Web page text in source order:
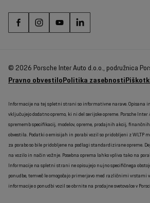
© 2026 Porsche Inter Auto d.o.o., podružnica
Pravno obvestiloPolitika zasebnosti
Informacije na tej spletni strani so informativne narave. Opisana
vključujejo dodatno opremo, ki ni del serijske opreme. Porsche Inter
sprememb specifikacij, modelov, opreme, prodajnih akcij,
obvestila. Podatki o emisijah in porabi vozil so pridobljeni z
za porabo so bile pridobljene na podlagi standardizirane opreme.
na vozilo in način vožnje. Posebna oprema lahko vpliva tako na
Informacije na spletni strani ne opisujejo nujno specifičnega
ponudbe, temveč le omogočajo primerjavo med različnimi
informacije o ponudbi vozil se obrnite na prodajne svetovalce v